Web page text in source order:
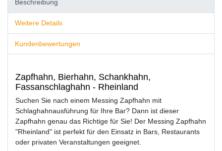
Beschreibung
Weitere Details
Kundenbewertungen
Zapfhahn, Bierhahn, Schankhahn,
Fassanschlaghahn - Rheinland
Suchen Sie nach einem Messing Zapfhahn mit
Schlaghahnausführung für Ihre Bar? Dann ist dieser
Zapfhahn genau das Richtige für Sie! Der Messing Zapfhahn
"Rheinland" ist perfekt für den Einsatz in Bars, Restaurants
oder privaten Veranstaltungen geeignet.